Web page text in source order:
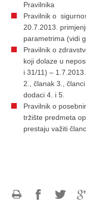
Pravilnika
Pravilnik o
20.7.2013.
parametrima (vidi
Pravilnik o
koji dolaze u
i31/11) –
2., članak 3.,
dodaci 4. i 5.
Pravilnik o
tržište predmeta
prestaju važiti